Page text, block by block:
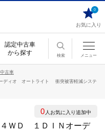
お気に入り
0
認定中古車
から探す
検索 メニュー
古車
ディオ オートライト 衝突被害軽減システ
ＷＤ １ＤＩＮオーデ
0 人お気に入り追加中